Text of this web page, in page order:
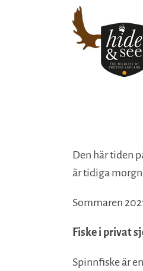
Den här tiden
är tidiga
Sommaren
Fiske i privat
Spinnfiske är